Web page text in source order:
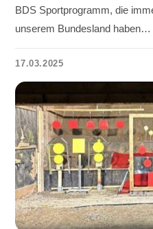
BDS Sportprogramm, die
unserem Bundesland haben…
17.03.2025